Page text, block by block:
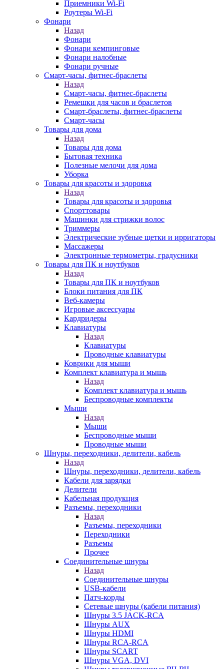
Приемники Wi-Fi
Роутеры Wi-Fi
Фонари
Назад
Фонари
Фонари кемпинговые
Фонари налобные
Фонари ручные
Смарт-часы, фитнес-браслеты
Назад
Смарт-часы, фитнес-браслеты
Ремешки для часов и браслетов
Смарт-браслеты, фитнес-браслеты
Смарт-часы
Товары для дома
Назад
Товары для дома
Бытовая техника
Полезные мелочи для дома
Уборка
Товары для красоты и здоровья
Назад
Товары для красоты и здоровья
Спорттовары
Машинки для стрижки волос
Триммеры
Электрические зубные щетки и ирригаторы
Массажеры
Электронные термометры, градусники
Товары для ПК и ноутбуков
Назад
Товары для ПК и ноутбуков
Блоки питания для ПК
Веб-камеры
Игровые аксессуары
Кардридеры
Клавиатуры
Назад
Клавиатуры
Проводные клавиатуры
Коврики для мыши
Комплект клавиатура и мышь
Назад
Комплект клавиатура и мышь
Беспроводные комплекты
Мыши
Назад
Мыши
Беспроводные мыши
Проводные мыши
Шнуры, переходники, делители, кабель
Назад
Шнуры, переходники, делители, кабель
Кабели для зарядки
Делители
Кабельная продукция
Разъемы, переходники
Назад
Разъемы, переходники
Переходники
Разъемы
Прочее
Соединительные шнуры
Назад
Соединительные шнуры
USB-кабели
Патч-корды
Сетевые шнуры (кабели питания)
Шнуры 3.5 JACK-RCA
Шнуры AUX
Шнуры HDMI
Шнуры RCA-RCA
Шнуры SCART
Шнуры VGA, DVI